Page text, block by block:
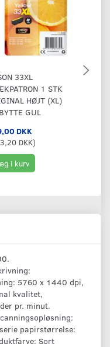
33XL
1 STK
HØJT (XL)
GUL
DKK
DKK)
i kurv
5760 x 1440 dpi,
kvalitet,
pr. minut.
papirstørrelse:
Sort